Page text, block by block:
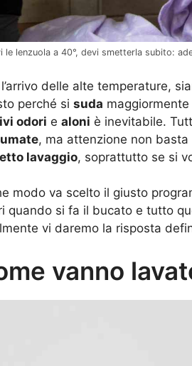
le lenzuola a 40°, devi smetterla subito:
delle alte temperature,
perché si suda
odori e aloni è inevitabile.
, ma attenzione non
lavaggio, soprattutto se si
modo va scelto il giusto
quando si fa il bucato e tutto
vi daremo la risposta
vanno